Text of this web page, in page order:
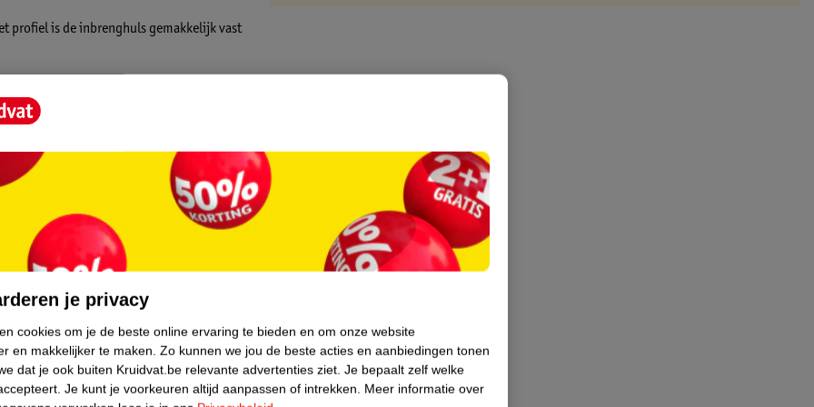
profiel is de inbrenghuls gemakkelijk vast
de tampon lichtjes uitzet om zich
beschermkoordje lekken
tot zware menstruatie. Tampax
getest op schadelijke stoffen door
discretie
van je lichaam aanpast
voorkomen
en afgeronde top voor gemakkelijk
je privacy
cookies om je de beste online ervaring te bieden en om onze website
en makkelijker te maken. Zo kunnen we jou de beste acties en aanbiedingen tonen
dat je ook buiten Kruidvat.be relevante advertenties ziet. Je bepaalt zelf welke
Je kunt je voorkeuren altijd aanpassen of intrekken. Meer informatie over